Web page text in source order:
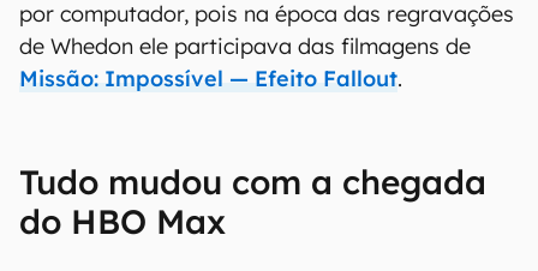
por computador, pois na época das regravações
de Whedon ele participava das filmagens de
Missão: Impossível — Efeito Fallout.
Tudo mudou com a chegada
do HBO Max